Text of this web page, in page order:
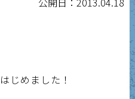
じめました！